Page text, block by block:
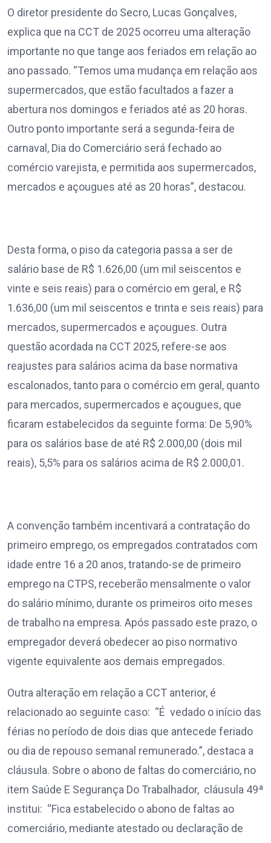
O diretor presidente do Secro, Lucas Gonçalves,
explica que na CCT de 2025 ocorreu uma alteração
importante no que tange aos feriados em relação ao
ano passado. “Temos uma mudança em relação aos
supermercados, que estão facultados a fazer a
abertura nos domingos e feriados até as 20 horas.
Outro ponto importante será a segunda-feira de
carnaval, Dia do Comerciário será fechado ao
comércio varejista, e permitida aos supermercados,
mercados e açougues até as 20 horas”, destacou.
Desta forma, o piso da categoria passa a ser de
salário base de R$ 1.626,00 (um mil seiscentos e
vinte e seis reais) para o comércio em geral, e R$
1.636,00 (um mil seiscentos e trinta e seis reais) para
mercados, supermercados e açougues. Outra
questão acordada na CCT 2025, refere-se aos
reajustes para salários acima da base normativa
escalonados, tanto para o comércio em geral, quanto
para mercados, supermercados e açougues, que
ficaram estabelecidos da seguinte forma: De 5,90%
para os salários base de até R$ 2.000,00 (dois mil
reais), 5,5% para os salários acima de R$ 2.000,01.
A convenção também incentivará a contratação do
primeiro emprego, os empregados contratados com
idade entre 16 a 20 anos, tratando-se de primeiro
emprego na CTPS, receberão mensalmente o valor
do salário mínimo, durante os primeiros oito meses
de trabalho na empresa. Após passado este prazo, o
empregador deverá obedecer ao piso normativo
vigente equivalente aos demais empregados.
Outra alteração em relação a C​CT anterior, é
relacionado ao seguinte caso: “É vedado o início das
férias no período de dois dias que antecede feriado
ou dia de repouso semanal remunerado.”, destaca a
cláusula. Sobre o abono de faltas do comerciário, no
item Saúde E Segurança Do Trabalhador, cláusula 49ª
institui: “Fica estabelecido o abono de faltas ao
comerciário, mediante atestado ou declaração de